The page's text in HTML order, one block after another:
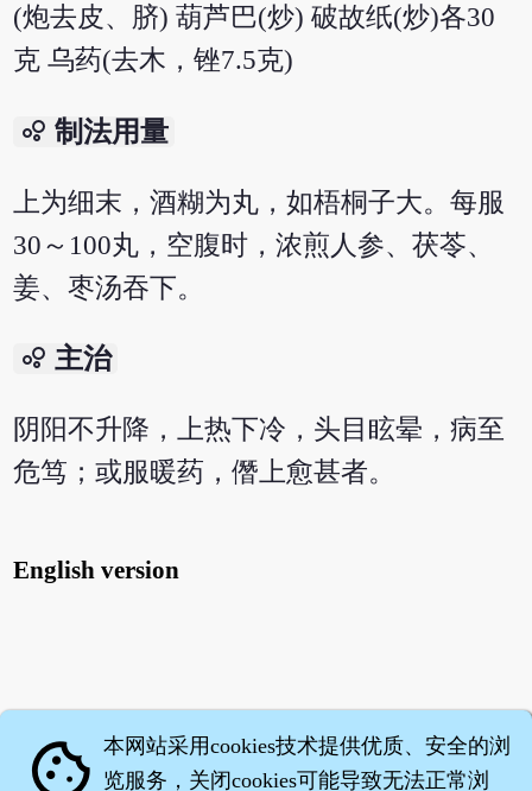
(炮去皮、脐) 葫芦巴(炒) 破故纸(炒)各30
克 乌药(去木，锉7.5克)
bubble_chart 制法用量
上为细末，酒糊为丸，如梧桐子大。每服
30～100丸，空腹时，浓煎人参、茯苓、
姜、枣汤吞下。
bubble_chart 主治
阴阳不升降，上热下冷，头目眩晕，病至
危笃；或服暖药，僭上愈甚者。
English version
cookie 本网站采用cookies技术提供优质、安全的浏
览服务，关闭cookies可能导致无法正常浏